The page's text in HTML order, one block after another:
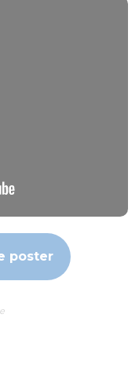
poster